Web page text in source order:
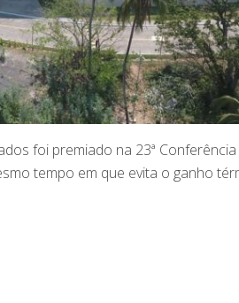
foi premiado na 23ª Conferência
tempo em que evita o ganho